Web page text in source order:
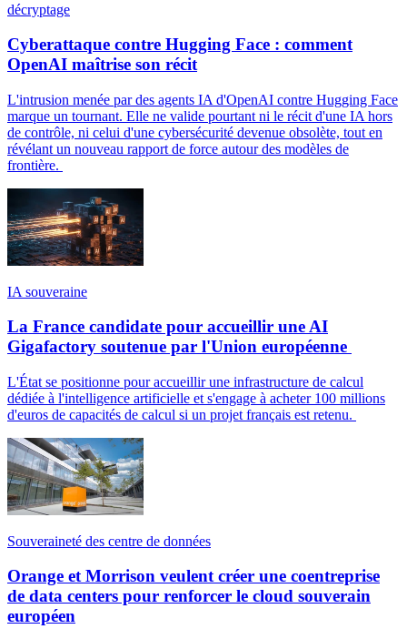
décryptage
Cyberattaque contre Hugging Face : comment
OpenAI maîtrise son récit
L'intrusion menée par des agents IA d'OpenAI contre Hugging Face
marque un tournant. Elle ne valide pourtant ni le récit d'une IA hors
de contrôle, ni celui d'une cybersécurité devenue obsolète, tout en
révélant un nouveau rapport de force autour des modèles de
frontière.
IA souveraine
La France candidate pour accueillir une AI
Gigafactory soutenue par l'Union européenne
L'État se positionne pour accueillir une infrastructure de calcul
dédiée à l'intelligence artificielle et s'engage à acheter 100 millions
d'euros de capacités de calcul si un projet français est retenu.
Souveraineté des centre de données
Orange et Morrison veulent créer une coentreprise
de data centers pour renforcer le cloud souverain
européen